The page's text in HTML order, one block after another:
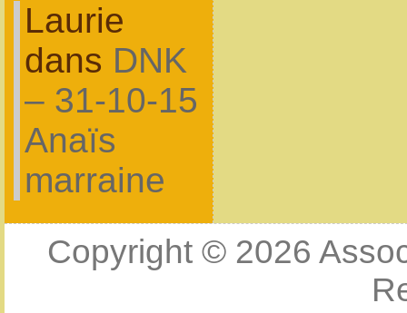
Laurie
dans DNK
– 31-10-15
Anaïs
marraine
Copyright © 2026